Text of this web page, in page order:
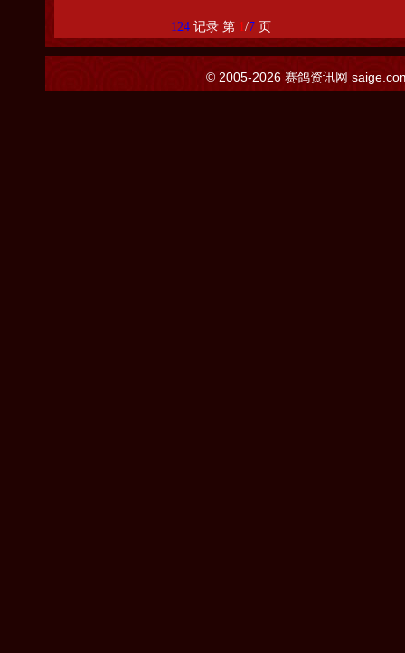
124记录 第 1/7页
© 2005-2026 赛鸽资讯网